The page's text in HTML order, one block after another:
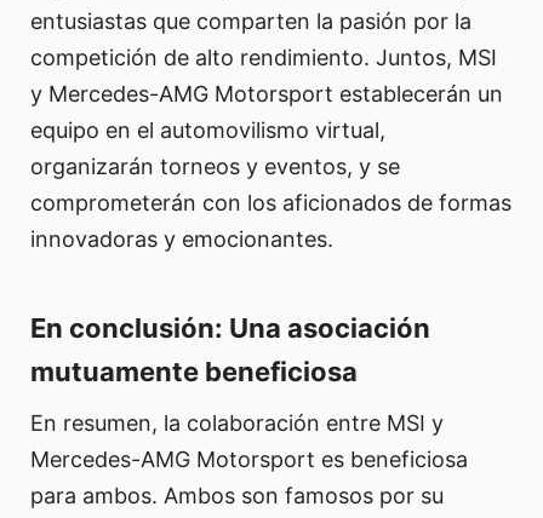
entusiastas que comparten la pasión por la
competición de alto rendimiento. Juntos, MSI
y Mercedes-AMG Motorsport establecerán un
equipo en el automovilismo virtual,
organizarán torneos y eventos, y se
comprometerán con los aficionados de formas
innovadoras y emocionantes.
En conclusión: Una asociación
mutuamente beneficiosa
En resumen, la colaboración entre MSI y
Mercedes-AMG Motorsport es beneficiosa
para ambos. Ambos son famosos por su